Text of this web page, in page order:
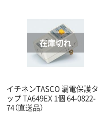
イチネンTASCO 漏電保護タ
ップ TA649EX 1個 64-0822-
74（直送品）